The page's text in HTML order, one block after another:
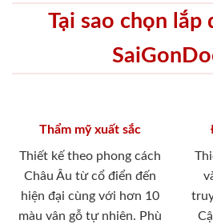
Tại sao chọn lắp
Thẩm mỹ xuất sắc
Thiết kế theo phong cách
Châu Âu từ cổ điển đến
hiện đại cùng với hơn 10
màu vân gỗ tự nhiên. Phù